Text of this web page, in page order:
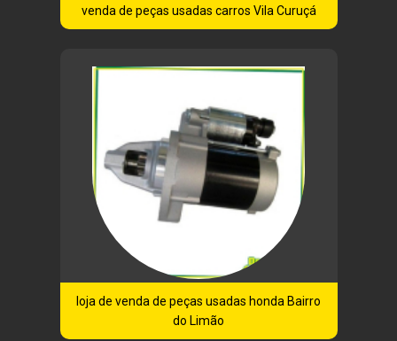
venda de peças usadas carros Vila Curuçá
loja de venda de peças usadas honda Bairro
do Limão